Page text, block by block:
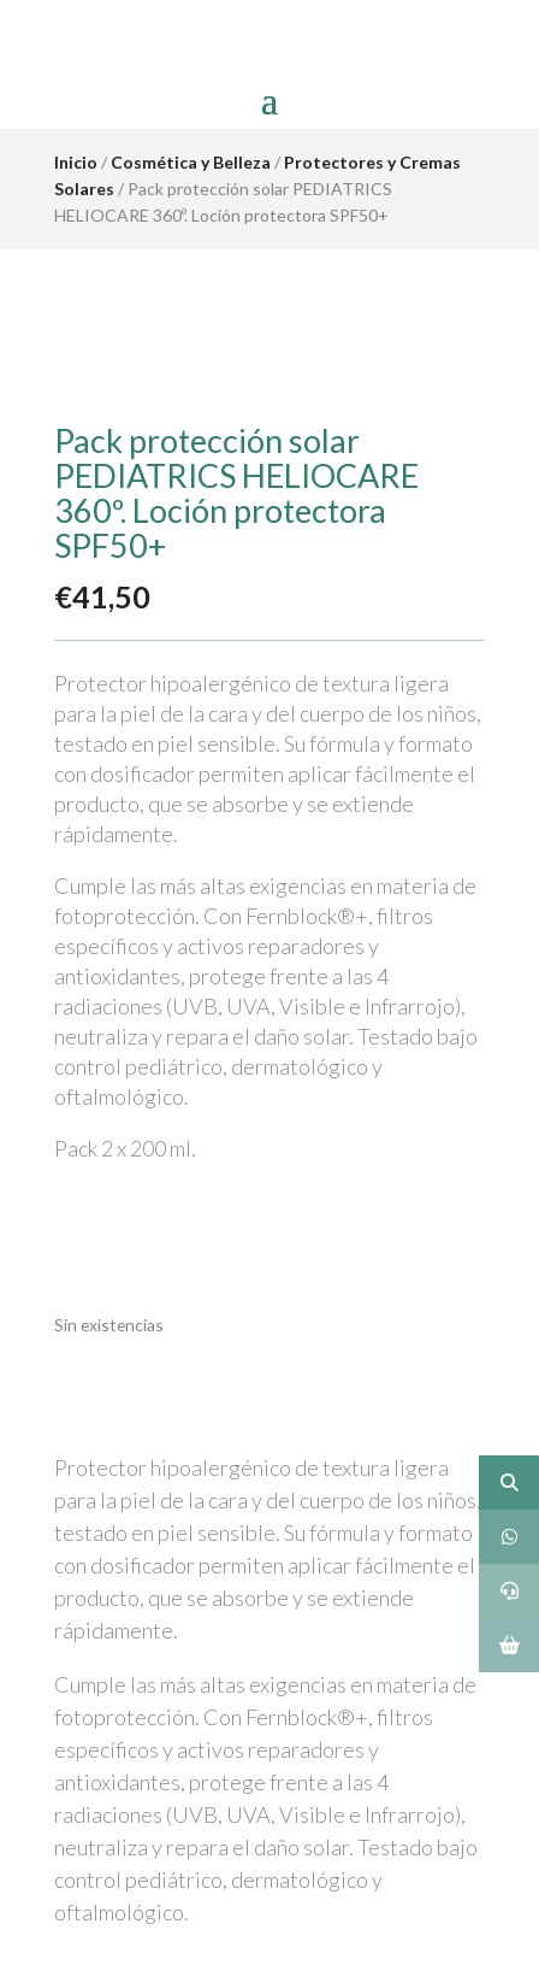
Inicio / Cosmética y Belleza / Protectores y Cremas
Solares / Pack protección solar PEDIATRICS
HELIOCARE 360º. Loción protectora SPF50+
Pack protección solar
PEDIATRICS HELIOCARE
360º. Loción protectora
SPF50+
€41,50
Protector hipoalergénico de textura ligera
para la piel de la cara y del cuerpo de los niños,
testado en piel sensible. Su fórmula y formato
con dosificador permiten aplicar fácilmente el
producto, que se absorbe y se extiende
rápidamente.
Cumple las más altas exigencias en materia de
fotoprotección. Con Fernblock®+, filtros
específicos y activos reparadores y
antioxidantes, protege frente a las 4
radiaciones (UVB, UVA, Visible e Infrarrojo),
neutraliza y repara el daño solar. Testado bajo
control pediátrico, dermatológico y
oftalmológico.
Pack 2 x 200 ml.
Sin existencias
Protector hipoalergénico de textura ligera
para la piel de la cara y del cuerpo de los niños,
testado en piel sensible. Su fórmula y formato
con dosificador permiten aplicar fácilmente el
producto, que se absorbe y se extiende
rápidamente.
Cumple las más altas exigencias en materia de
fotoprotección. Con Fernblock®+, filtros
específicos y activos reparadores y
antioxidantes, protege frente a las 4
radiaciones (UVB, UVA, Visible e Infrarrojo),
neutraliza y repara el daño solar. Testado bajo
control pediátrico, dermatológico y
oftalmológico.